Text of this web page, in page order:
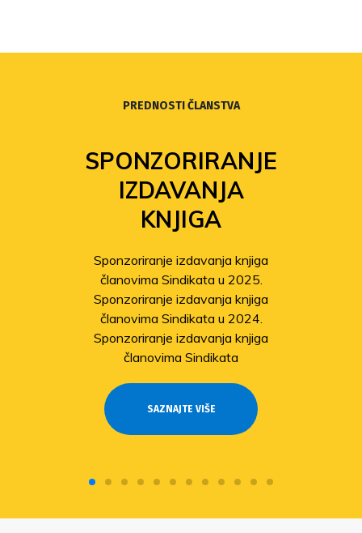
PREDNOSTI ČLANSTVA
SPONZORIRANJE
IZDAVANJA
KNJIGA
Sponzoriranje izdavanja knjiga
članovima Sindikata u 2025.
Sponzoriranje izdavanja knjiga
članovima Sindikata u 2024.
Sponzoriranje izdavanja knjiga
članovima Sindikata
SAZNAJTE VIŠE